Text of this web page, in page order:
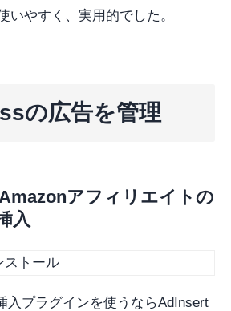
いやすく、実用的でした。
の広告を管理
アフィリエイトの
入
入プラグインを使うならAdInsert